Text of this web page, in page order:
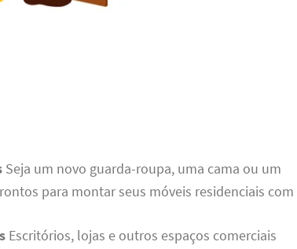
Seja um novo guarda-roupa, uma cama ou um
para montar seus móveis residenciais com
Escritórios, lojas e outros espaços comerciais